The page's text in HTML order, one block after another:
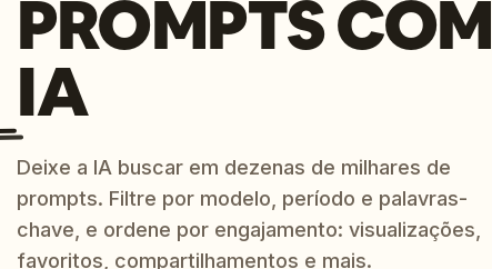
PROMPTS COM
IA
Deixe a IA buscar em dezenas de milhares de
prompts. Filtre por modelo, período e palavras-
chave, e ordene por engajamento: visualizações,
favoritos, compartilhamentos e mais.